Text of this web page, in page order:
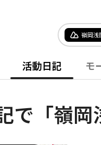
嶺岡浅
活動日記 モ
で「嶺